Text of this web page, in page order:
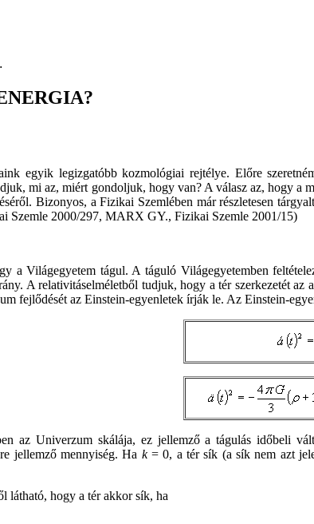
egyik legizgatóbb kozmológiai rejtélye. Előre
mi az, miért gondoljuk, hogy van? A válasz az, hogy a
Bizonyos, a Fizikai Szemlében már részletesen
Szemle 2000/297, MARX GY., Fizikai Szemle 2001/15)
a Világegyetem tágul. A táguló Világegyetemben
A relativitáselméletből tudjuk, hogy a tér szerkezetét az
fejlődését az Einstein-egyenletek írják le. Az Einstein-
az Univerzum skálája, ez jellemző a tágulás időbeli
jellemző mennyiség. Ha k= 0, a tér sík (a sík nem azt
látható, hogy a tér akkor sík, ha